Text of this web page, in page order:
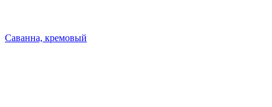
Саванна, кремовый